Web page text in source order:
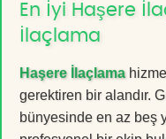
En İyi Haşere
İlaçlama
Haşere İlaçlama
gerektiren bir alandır.
bünyesinde en az beş